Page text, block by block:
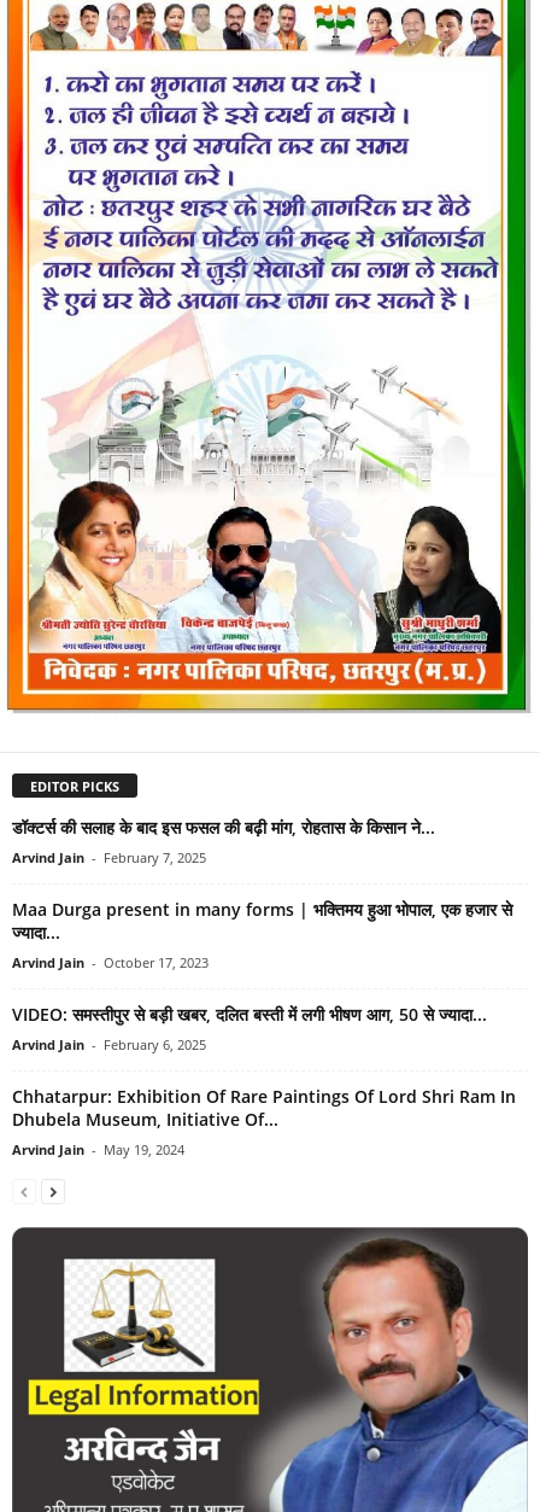
EDITOR PICKS
डॉक्टर्स की सलाह के बाद इस फसल की बढ़ी मांग, रोहतास के किसान ने...
Arvind Jain - February 7, 2025
Maa Durga present in many forms | भक्तिमय हुआ भोपाल, एक हजार से
ज्यादा...
Arvind Jain - October 17, 2023
VIDEO: समस्तीपुर से बड़ी खबर, दलित बस्ती में लगी भीषण आग, 50 से ज्यादा...
Arvind Jain - February 6, 2025
Chhatarpur: Exhibition Of Rare Paintings Of Lord Shri Ram In
Dhubela Museum, Initiative Of...
Arvind Jain - May 19, 2024